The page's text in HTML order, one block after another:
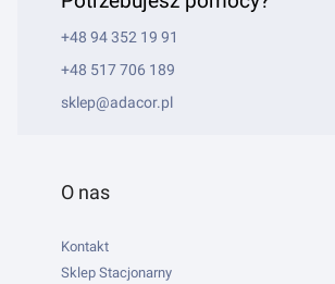
+48 94 352 19 91
+48 517 706 189
sklep@adacor.pl
Linki w stopce
O nas
Kontakt
Sklep Stacjonarny